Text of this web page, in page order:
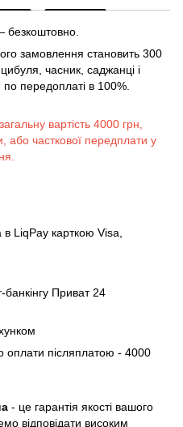
безкоштовно.
замовлення становить 300
часник, саджанці і
по передоплаті в 100%.
вартість 4000 грн,
або часткової передплати у
LiqPay карткою Visa,
Приват 24
оплати післяплатою - 4000
- це гарантія якості вашого
відповідати високим